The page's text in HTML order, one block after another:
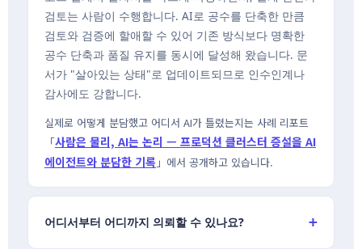
검토는 사람이 수행합니다. AI로 공수를 단축한 만큼
검토와 검증에 할애할 수 있어 기존 방식보다 명확한
공수 단축과 품질 유지를 동시에 달성해 왔습니다. 문
서가 "살아있는 상태"로 업데이트되므로 인수인계나
감사에도 강합니다.
실제로 어떻게 분담했고 어디서 AI가 틀렸는지는 사례 리포트
「사람은 물리, AI는 논리 — 프로덕션 클러스터 증설을 AI
에이전트와 분담한 기록 」에서 공개하고 있습니다.
어디서부터 어디까지 의뢰할 수 있나요?